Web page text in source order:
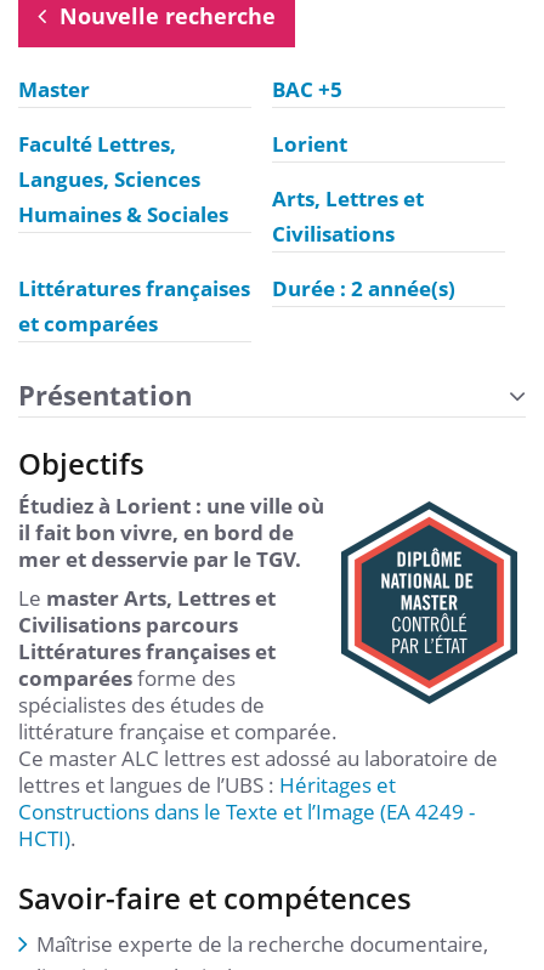
Nouvelle recherche
Master
BAC +5
Faculté Lettres,
Langues, Sciences
Humaines & Sociales
Lorient
Arts, Lettres et
Civilisations
Littératures françaises
et comparées
Durée : 2 année(s)
Présentation
Objectifs
Étudiez à Lorient : une ville où
il fait bon vivre, en bord de
mer et desservie par le TGV.
Le master Arts, Lettres et
Civilisations parcours
Littératures françaises et
comparéesforme des
spécialistes des études de
littérature française et comparée.
Ce master ALC lettres est adossé au laboratoire de
lettres et langues de l’UBS : Héritages et
Constructions dans le Texte et l’Image (EA 4249 -
HCTI).
Savoir-faire et compétences
Maîtrise experte de la recherche documentaire,